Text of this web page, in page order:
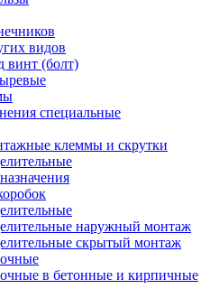
видов
винт (болт)
специальные
клеммы и скрутки
наружный монтаж
скрытый монтаж
в бетонные и кирпичные